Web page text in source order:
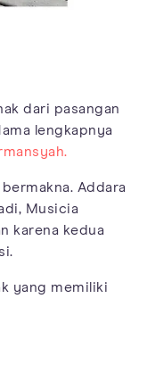
dari pasangan
lengkapnya
Addara
Musicia
karena kedua
yang memiliki